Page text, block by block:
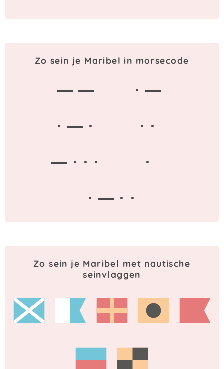
Zo sein je Maribel in morsecode
— —
· —
· — ·
· ·
— · · ·
·
· — · ·
Zo sein je Maribel met nautische
seinvlaggen